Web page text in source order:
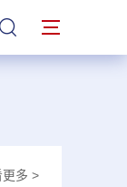
站內搜索
更多 >